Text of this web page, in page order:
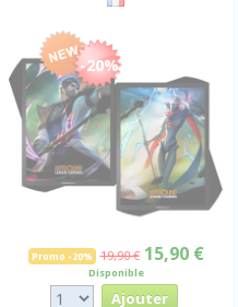
-20%
Promo -20% 19,90 € 15,90 €
Disponible